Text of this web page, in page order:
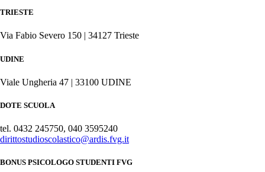
TRIESTE
Via Fabio Severo 150 | 34127 Trieste
UDINE
Viale Ungheria 47 | 33100 UDINE
DOTE SCUOLA
tel. 0432 245750, 040 3595240
dirittostudioscolastico@ardis.fvg.it
BONUS PSICOLOGO STUDENTI FVG